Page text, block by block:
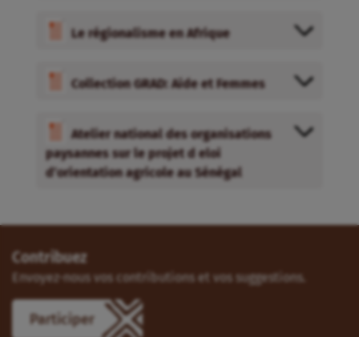
Le régionalisme en Afrique
Collection GRAD: Aide et Femmes
Atelier national des organisations
paysannes sur le projet d eloi
d’orientation agricole au Sénégal
Contribuez
Envoyez-nous vos contributions et vos suggestions.
Participer